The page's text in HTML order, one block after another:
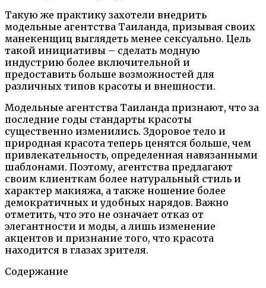
Такую же практику захотели внедрить
модельные агентства Таиланда, призывая своих
манекенщиц выглядеть менее сексуально. Цель
такой инициативы – сделать модную
индустрию более включительной и
предоставить больше возможностей для
различных типов красоты и внешности.
Модельные агентства Таиланда признают, что за
последние годы стандарты красоты
существенно изменились. Здоровое тело и
природная красота теперь ценятся больше, чем
привлекательность, определенная навязанными
шаблонами. Поэтому, агентства предлагают
своим клиенткам более натуральный стиль и
характер макияжа, а также ношение более
демократичных и удобных нарядов. Важно
отметить, что это не означает отказ от
элегантности и моды, а лишь изменение
акцентов и признание того, что красота
находится в глазах зрителя.
Содержание